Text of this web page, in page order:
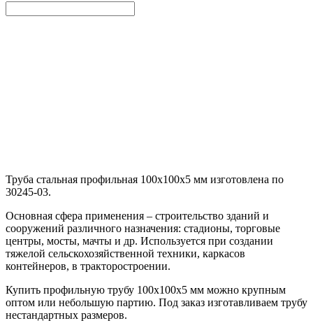
Труба стальная профильная 100х100х5 мм изготовлена по
30245-03.
Основная сфера применения – строительство зданий и
сооружений различного назначения: стадионы, торговые
центры, мосты, мачты и др. Используется при создании
тяжелой сельскохозяйственной техники, каркасов
контейнеров, в тракторостроении.
Купить профильную трубу 100х100х5 мм можно крупным
оптом или небольшую партию. Под заказ изготавливаем трубу
нестандартных размеров.